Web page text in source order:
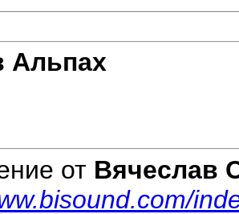
Альпах
от Вячеслав